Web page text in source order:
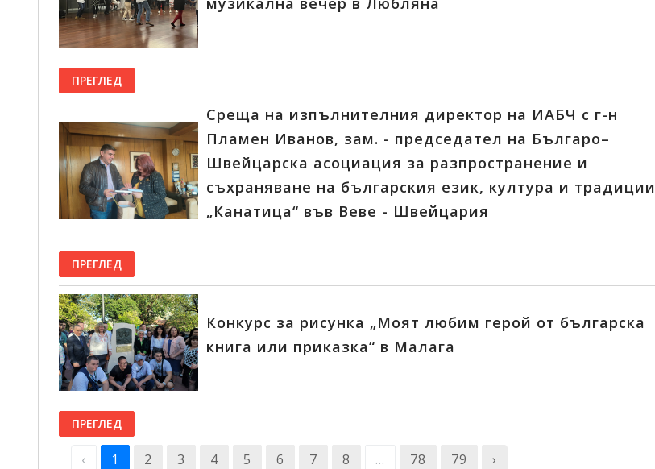
ПРЕГЛЕД
Среща на изпълнителния директор на ИАБЧ с г-н
Пламен Иванов, зам. - председател на Българо–
Швейцарска асоциация за разпространение и
съхраняване на българския език, култура и традиции
„Канатица“ във Веве - Швейцария
ПРЕГЛЕД
Конкурс за рисунка „Моят любим герой от българска
книга или приказка“ в Малага
ПРЕГЛЕД
‹ 1 2 3 4 5 6 7 8 ... 78 79 ›